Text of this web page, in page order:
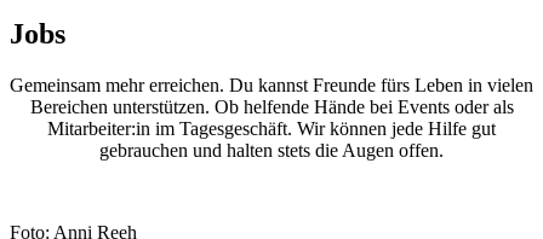
Jobs
Gemeinsam mehr erreichen. Du kannst Freunde fürs Leben in vielen
Bereichen unterstützen. Ob helfende Hände bei Events oder als
Mitarbeiter:in im Tagesgeschäft. Wir können jede Hilfe gut
gebrauchen und halten stets die Augen offen.
Foto: Anni Reeh